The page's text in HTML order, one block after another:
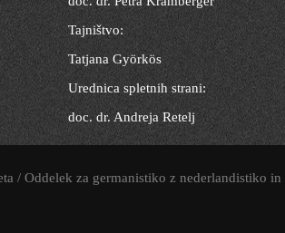
Tajništvo:
Tatjana Györkös
Urednica spletnih strani:
doc. dr. Andreja Retelj
/ Oddelek za germanistiko z nederlandistiko in